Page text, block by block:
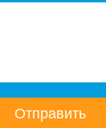
Отправить